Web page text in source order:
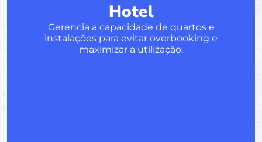
Hotel
Gerencia a capacidade de quartos e
instalações para evitar overbooking e
maximizar a utilização.